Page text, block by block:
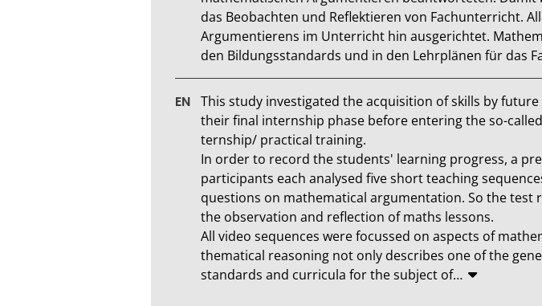
das Beobachten und Reflektieren von Fachunterricht.
Argumentierens im Unterricht hin ausgerichtet.
den Bildungsstandards und in den Lehrplänen für das
This study investigated the acquisition of skills by
their final internship phase before entering the so-
ternship/ practical training.
In order to record the students' learning progress, a
participants each analysed five short teaching
questions on mathematical argumentation. So the
the observation and reflection of maths lessons.
All video sequences were focussed on aspects of
thematical reasoning not only describes one of the
standards and curricula for the subject of…